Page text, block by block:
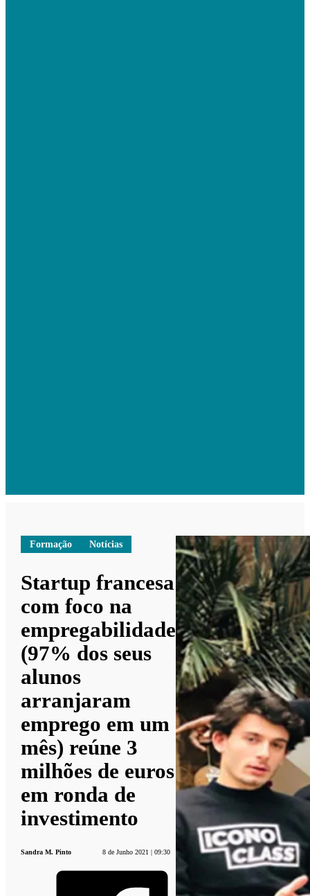
Formação Notícias
Startup francesa
com foco na
empregabilidade
(97% dos seus
alunos
arranjaram
emprego em um
mês) reúne 3
milhões de euros
em ronda de
investimento
Sandra M. Pinto 8 de Junho 2021 | 09:30